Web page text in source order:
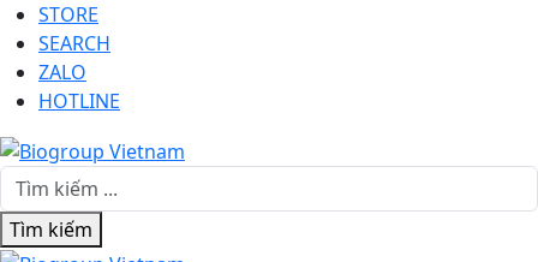
STORE
SEARCH
ZALO
HOTLINE
Tìm kiếm